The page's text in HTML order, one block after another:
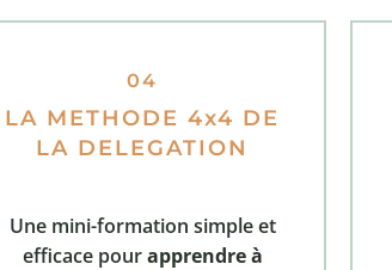
04
LA METHODE 4x4 DE
LA DELEGATION
Une mini-formation simple et
efficace pourapprendre à